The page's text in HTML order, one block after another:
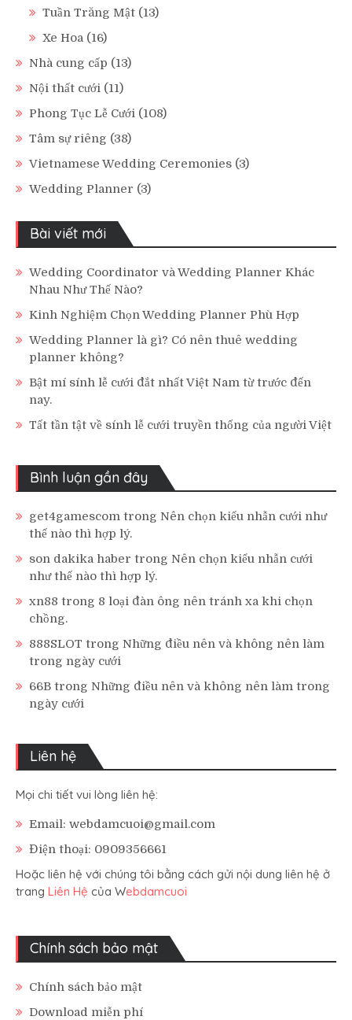
Tuần Trăng Mật (13)
Xe Hoa (16)
Nhà cung cấp (13)
Nội thất cưới (11)
Phong Tục Lễ Cưới (108)
Tâm sự riêng (38)
Vietnamese Wedding Ceremonies (3)
Wedding Planner (3)
Bài viết mới
Wedding Coordinator và Wedding Planner Khác
Nhau Như Thế Nào?
Kinh Nghiệm Chọn Wedding Planner Phù Hợp
Wedding Planner là gì? Có nên thuê wedding
planner không?
Bật mí sính lễ cưới đắt nhất Việt Nam từ trước đến
nay.
Tất tần tật về sính lễ cưới truyền thống của người Việt
Bình luận gần đây
get4gamescom trong Nên chọn kiểu nhẫn cưới như
thế nào thì hợp lý.
son dakika haber trong Nên chọn kiểu nhẫn cưới
như thế nào thì hợp lý.
xn88 trong 8 loại đàn ông nên tránh xa khi chọn
chồng.
888SLOT trong Những điều nên và không nên làm
trong ngày cưới
66B trong Những điều nên và không nên làm trong
ngày cưới
Liên hệ
Mọi chi tiết vui lòng liên hệ:
Email: webdamcuoi@gmail.com
Điện thoại: 0909356661
Hoặc liên hệ với chúng tôi bằng cách gửi nội dung liên hệ ở
trang Liên Hệ của Webdamcuoi
Chính sách bảo mật
Chính sách bảo mật
Download miễn phí